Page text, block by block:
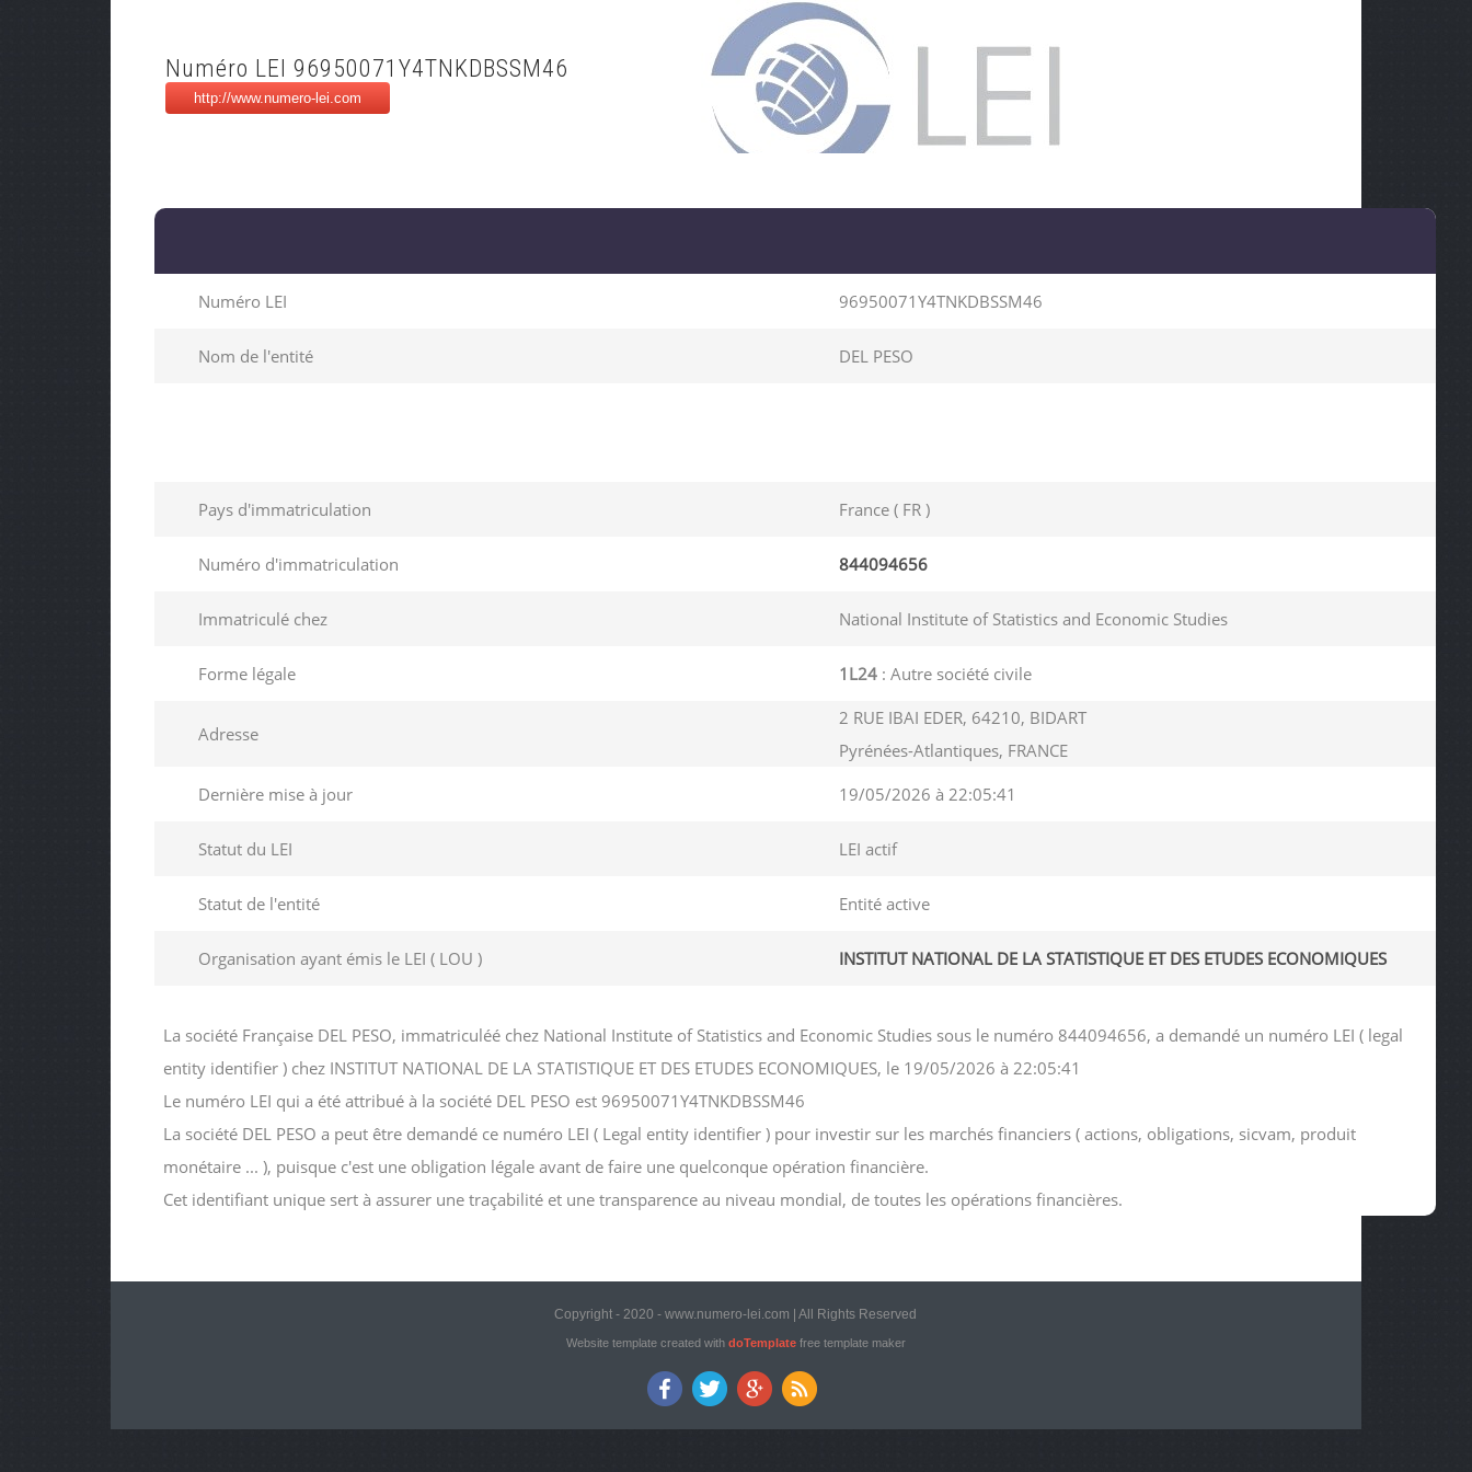
Numéro LEI 96950071Y4TNKDBSSM46
Numéro LEI 96950071Y4TNKDBSSM46
Nom de l'entité DEL PESO
Pays d'immatriculation France ( FR )
Numéro d'immatriculation 844094656
Immatriculé chez National Institute of Statistics and Economic Studies
Forme légale 1L24: Autre société civile
Adresse
2 RUE IBAI EDER, 64210, BIDART
Pyrénées-Atlantiques, FRANCE
Dernière mise à jour
19/05/2026 à 22:05:41
Statut du LEI LEI actif
Statut de l'entité Entité active
Organisation ayant émis le LEI ( LOU ) INSTITUT NATIONAL DE LA STATISTIQUE ET DES ETUDES ECONOMIQUES
La société Française DEL PESO, immatriculéé chez National Institute of Statistics and Economic Studies sous le numéro 844094656, a demandé un numéro LEI ( legal
entity identifier ) chez INSTITUT NATIONAL DE LA STATISTIQUE ET DES ETUDES ECONOMIQUES, le 19/05/2026 à 22:05:41
Le numéro LEI qui a été attribué à la société DEL PESO est 96950071Y4TNKDBSSM46
La société DEL PESO a peut être demandé ce numéro LEI ( Legal entity identifier ) pour investir sur les marchés financiers ( actions, obligations, sicvam, produit
monétaire ... ), puisque c'est une obligation légale avant de faire une quelconque opération financière.
Cet identifiant unique sert à assurer une traçabilité et une transparence au niveau mondial, de toutes les opérations financières.
Copyright - 2020 - www.numero-lei.com | All Rights Reserved
Website template created with doTemplatefree template maker